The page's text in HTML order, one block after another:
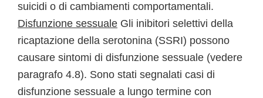
suicidi o di cambiamenti comportamentali.
Disfunzione sessuale Gli inibitori selettivi della
ricaptazione della serotonina (SSRI) possono
causare sintomi di disfunzione sessuale (vedere
paragrafo 4.8). Sono stati segnalati casi di
disfunzione sessuale a lungo termine con